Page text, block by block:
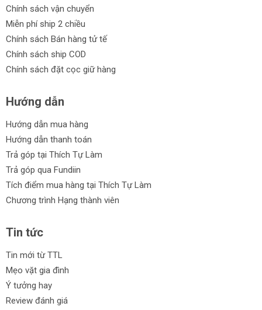
Chính sách vận chuyển
Miễn phí ship 2 chiều
Chính sách Bán hàng tử tế
Chính sách ship COD
Chính sách đặt cọc giữ hàng
Hướng dẫn
Hướng dẫn mua hàng
Hướng dẫn thanh toán
Trả góp tại Thích Tự Làm
Trả góp qua Fundiin
Tích điểm mua hàng tại Thích Tự Làm
Chương trình Hạng thành viên
Tin tức
Tin mới từ TTL
Mẹo vặt gia đình
Ý tưởng hay
Review đánh giá